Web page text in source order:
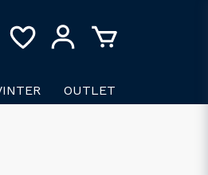
OUTLET